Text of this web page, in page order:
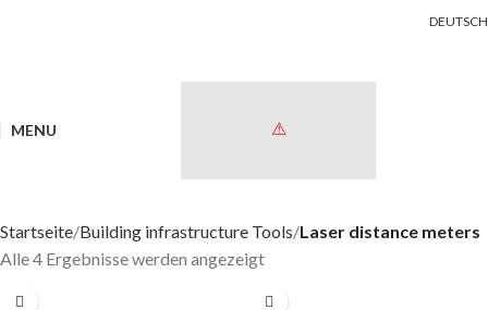
DEUTSCH
MENU
Startseite Building infrastructure Tools Laser distance meters
Alle 4 Ergebnisse werden angezeigt